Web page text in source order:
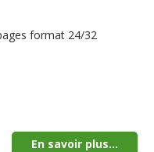
format 24/32
En savoir plus...